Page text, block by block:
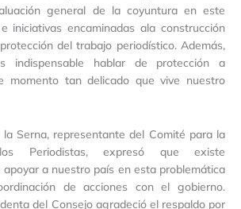
general de la coyuntura en este
iniciativas encaminadas ala construcción
del trabajo periodístico. Además,
indispensable hablar de protección a
momento tan delicado que vive nuestro
Serna, representante del Comité para la
Periodistas, expresó que existe
apoyar a nuestro país en esta problemática
de acciones con el gobierno.
del Consejo agradeció el respaldo por